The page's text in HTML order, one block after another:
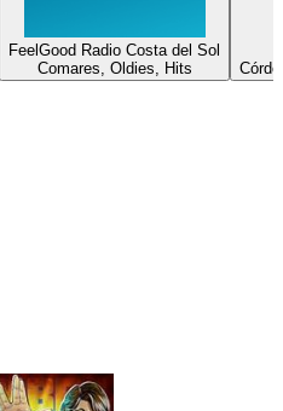
FeelGood Radio Costa del Sol
Comares, Oldies, Hits